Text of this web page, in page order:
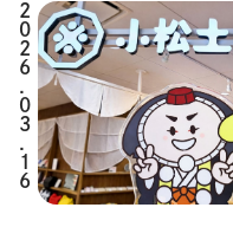
2
0
2
6
.
0
3
.
1
6